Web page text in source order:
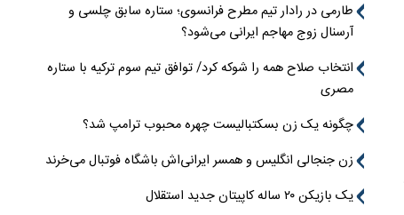
طارمی در رادار تیم مطرح فرانسوی؛ ستاره سابق چلسی و
آرسنال زوج مهاجم ایرانی می‌شود؟
انتخاب صلاح همه را شوکه کرد/ توافق تیم سوم ترکیه با ستاره
مصری
چگونه یک زن بسکتبالیست چهره محبوب ترامپ شد؟
زن جنجالی انگلیس و همسر ایرانی‌اش باشگاه فوتبال می‌خرند
یک بازیکن ۲۰ ساله کاپیتان جدید استقلال